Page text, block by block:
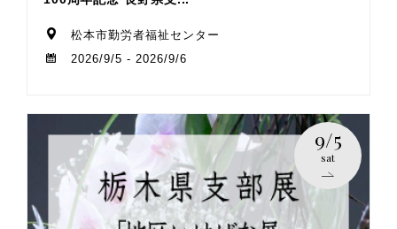
松本市勤労者福祉センター
2026/9/5 - 2026/9/6
9/5
sat